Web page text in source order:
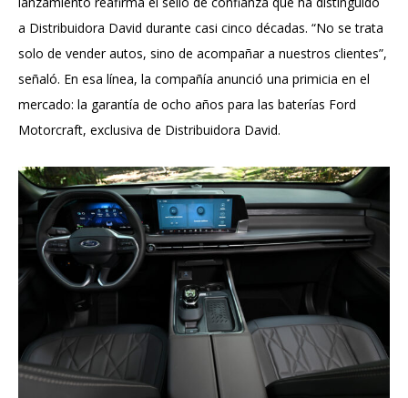
a Distribuidora David durante casi cinco décadas. “No se trata
solo de vender autos, sino de acompañar a nuestros clientes”,
señaló. En esa línea, la compañía anunció una primicia en el
mercado: la garantía de ocho años para las baterías Ford
Motorcraft, exclusiva de Distribuidora David.